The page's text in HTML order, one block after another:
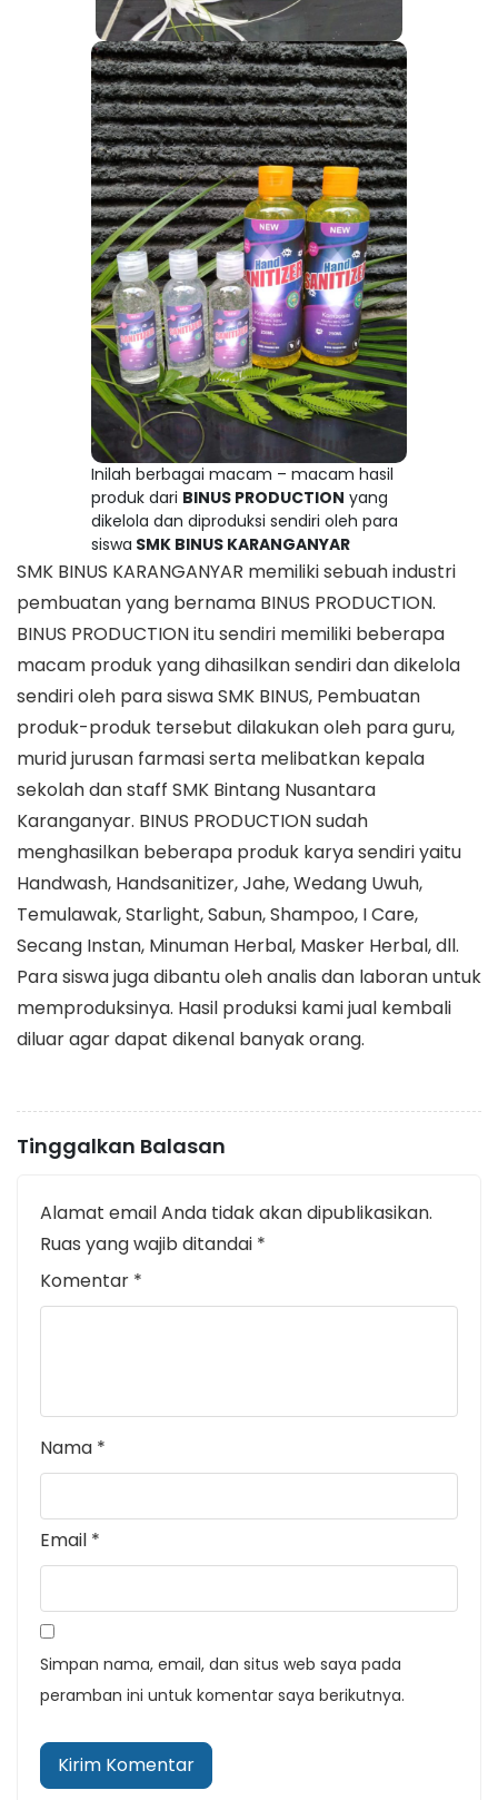
Inilah berbagai macam – macam hasil
produk dari BINUS PRODUCTION yang
dikelola dan diproduksi sendiri oleh para
siswa SMK BINUS KARANGANYAR
SMK BINUS KARANGANYAR memiliki sebuah industri
pembuatan yang bernama BINUS PRODUCTION.
BINUS PRODUCTION itu sendiri memiliki beberapa
macam produk yang dihasilkan sendiri dan dikelola
sendiri oleh para siswa SMK BINUS, Pembuatan
produk-produk tersebut dilakukan oleh para guru,
murid jurusan farmasi serta melibatkan kepala
sekolah dan staff SMK Bintang Nusantara
Karanganyar. BINUS PRODUCTION sudah
menghasilkan beberapa produk karya sendiri yaitu
Handwash, Handsanitizer, Jahe, Wedang Uwuh,
Temulawak, Starlight, Sabun, Shampoo, I Care,
Secang Instan, Minuman Herbal, Masker Herbal, dll.
Para siswa juga dibantu oleh analis dan laboran untuk
memproduksinya. Hasil produksi kami jual kembali
diluar agar dapat dikenal banyak orang.
Tinggalkan Balasan
Alamat email Anda tidak akan dipublikasikan.
Ruas yang wajib ditandai *
Komentar *
Nama *
Email *
Simpan nama, email, dan situs web saya pada
peramban ini untuk komentar saya berikutnya.